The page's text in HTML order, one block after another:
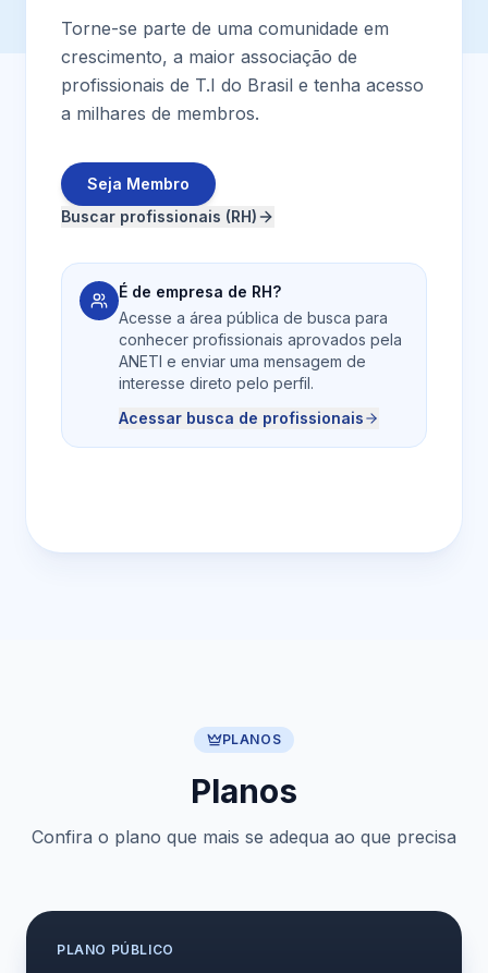
Torne-se parte de uma comunidade em
crescimento, a maior associação de
profissionais de T.I do Brasil e tenha acesso
a milhares de membros.
Seja Membro
Buscar profissionais (RH)
É de empresa de RH?
Acesse a área pública de busca para
conhecer profissionais aprovados pela
ANETI e enviar uma mensagem de
interesse direto pelo perfil.
Acessar busca de profissionais
PLANOS
Planos
Confira o plano que mais se adequa ao que precisa
PLANO PÚBLICO